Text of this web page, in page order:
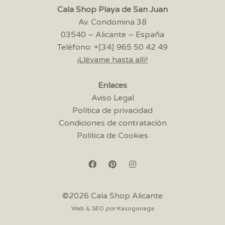
Cala Shop Playa de San Juan
Av. Condomina 38
03540 – Alicante – España
Teléfono: +[34] 965 50 42 49
¡Llévame hasta allí!
Enlaces
Aviso Legal
Política de privacidad
Condiciones de contratación
Política de Cookies
©2026 Cala Shop Alicante
Web & SEO por Kasogonaga